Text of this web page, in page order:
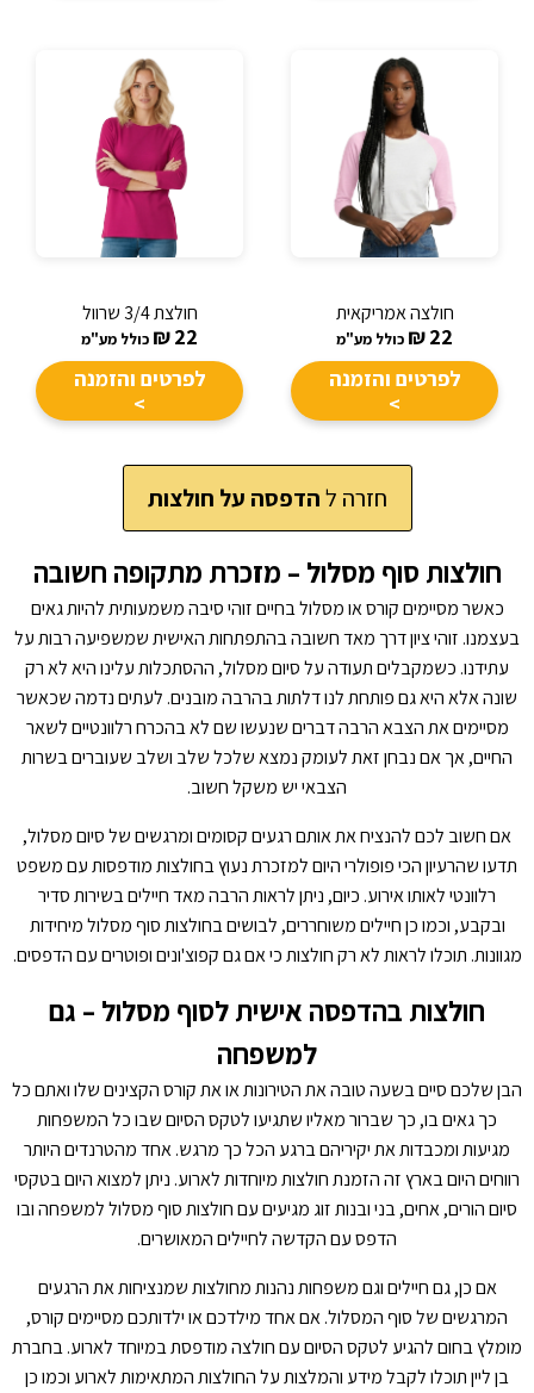
חולצה אמריקאית
22
₪ כולל מע"מ
לפרטים והזמנה
>
חולצת 3/4 שרוול
22
₪ כולל מע"מ
לפרטים והזמנה
>
חזרה להדפסה על חולצות
חולצות סוף מסלול – מזכרת מתקופה חשובה
כאשר מסיימים קורס או מסלול בחיים זוהי סיבה משמעותית להיות גאים
בעצמנו. זוהי ציון דרך מאד חשובה בהתפתחות האישית שמשפיעה רבות על
עתידנו. כשמקבלים תעודה על סיום מסלול, ההסתכלות עלינו היא לא רק
שונה אלא היא גם פותחת לנו דלתות בהרבה מובנים. לעתים נדמה שכאשר
מסיימים את הצבא הרבה דברים שנעשו שם לא בהכרח רלוונטיים לשאר
החיים, אך אם נבחן זאת לעומק נמצא שלכל שלב ושלב שעוברים בשרות
הצבאי יש משקל חשוב.
אם חשוב לכם להנציח את אותם רגעים קסומים ומרגשים של סיום מסלול,
תדעו שהרעיון הכי פופולרי היום למזכרת נעוץ בחולצות מודפסות עם משפט
רלוונטי לאותו אירוע. כיום, ניתן לראות הרבה מאד חיילים בשירות סדיר
ובקבע, וכמו כן חיילים משוחררים, לבושים בחולצות סוף מסלול מיחידות
מגוונות. תוכלו לראות לא רק חולצות כי אם גם קפוצ'ונים ופוטרים עם הדפסים.
חולצות בהדפסה אישית לסוף מסלול – גם
למשפחה
הבן שלכם סיים בשעה טובה את הטירונות או את קורס הקצינים שלו ואתם כל
כך גאים בו, כך שברור מאליו שתגיעו לטקס הסיום שבו כל המשפחות
מגיעות ומכבדות את יקיריהם ברגע הכל כך מרגש. אחד מהטרנדים היותר
רווחים היום בארץ זה הזמנת חולצות מיוחדות לארוע. ניתן למצוא היום בטקסי
סיום הורים, אחים, בני ובנות זוג מגיעים עם חולצות סוף מסלול למשפחה ובו
הדפס עם הקדשה לחיילים המאושרים.
אם כן, גם חיילים וגם משפחות נהנות מחולצות שמנציחות את הרגעים
המרגשים של סוף המסלול. אם אחד מילדכם או ילדותכם מסיימים קורס,
מומלץ בחום להגיע לטקס הסיום עם חולצה מודפסת במיוחד לארוע. בחברת
בן ליין תוכלו לקבל מידע והמלצות על החולצות המתאימות לארוע וכמו כן